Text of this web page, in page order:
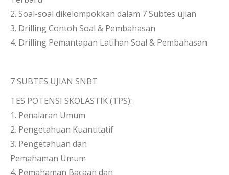
2. Soal-soal dikelompokkan dalam 7 Subtes ujian
3. Drilling Contoh Soal & Pembahasan
4. Drilling Pemantapan Latihan Soal & Pembahasan
7 SUBTES UJIAN SNBT
TES POTENSI SKOLASTIK (TPS):
1. Penalaran Umum
2. Pengetahuan Kuantitatif
3. Pengetahuan dan
Pemahaman Umum
4. Pemahaman Bacaan dan